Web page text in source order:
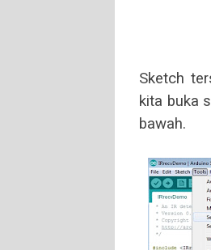
Sketch
kita buka
bawah.